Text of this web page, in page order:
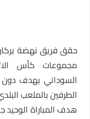
حقق فريق نهضة بركان
مجموعات كأس
السوداني بهدف دون
الطرفين بالملعب البلدي
هدف المباراة الوحيد